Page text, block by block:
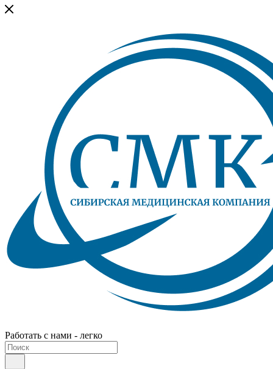
Работать с нами - легко